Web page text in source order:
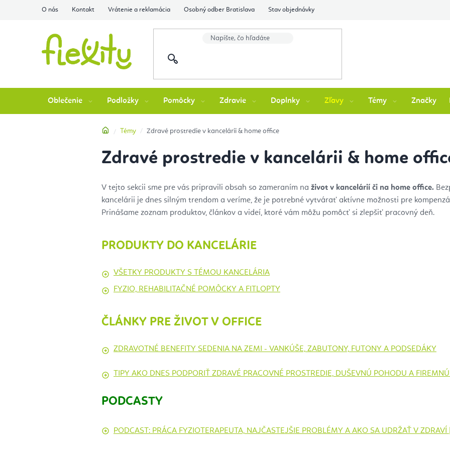
O nás Kontakt Vrátenie a reklamácia Osobný odber Bratislava Stav objednávky
Oblečenie Podložky Pomôcky Zdravie Doplnky Zľavy Témy Značky
Domov
Témy Zdravé prostredie v kancelárii & home office
Zdravé prostredie v kancelárii & home
V tejto sekcii sme pre vás pripravili obsah so zameraním na život v kancelárií či na home office.
kancelárii je dnes silným trendom a veríme, že je potrebné vytvárať aktívne možnosti pre
Prinášame zoznam produktov, článkov a videí, ktoré vám môžu pomôcť si zlepšiť pracovný deň.
PRODUKTY DO KANCELÁRIE
VŠETKY PRODUKTY S TÉMOU KANCELÁRIA
FYZIO, REHABILITAČNÉ POMÔCKY A FITLOPTY
ČLÁNKY PRE ŽIVOT V OFFICE
ZDRAVOTNÉ BENEFITY SEDENIA NA ZEMI - VANKÚŠE, ZABUTONY, FUTONY A PODSEDÁKY
TIPY AKO DNES PODPORIŤ ZDRAVÉ PRACOVNÉ PROSTREDIE, DUŠEVNÚ POHODU A
PODCASTY
PODCAST: PRÁCA FYZIOTERAPEUTA, NAJČASTEJŠIE PROBLÉMY A AKO SA UDRŽAŤ V